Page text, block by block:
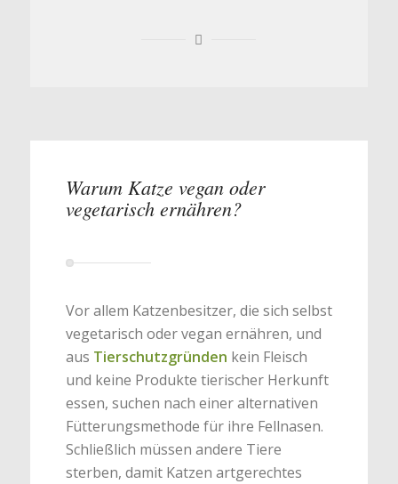
Warum Katze vegan oder
vegetarisch ernähren?
Vor allem Katzenbesitzer, die sich selbst
vegetarisch oder vegan ernähren, und
aus Tierschutzgründen kein Fleisch
und keine Produkte tierischer Herkunft
essen, suchen nach einer alternativen
Fütterungsmethode für ihre Fellnasen.
Schließlich müssen andere Tiere
sterben, damit Katzen artgerechtes